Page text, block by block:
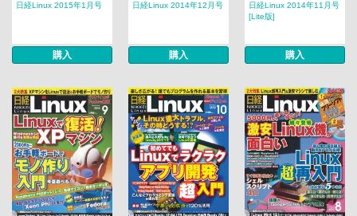
日経Linux 2015年1月号
購入
日経Linux 2014年12月号
購入
日経Linux 2014年11月号
[Lite版]
購入